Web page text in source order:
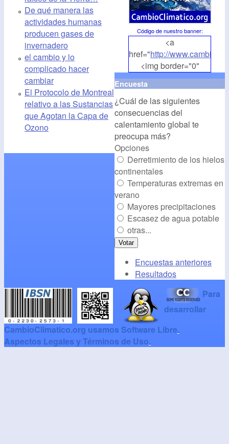
De qué manera las
actividades humanas
producen gases de
invernadero
el cambio y lo
complicado hacer
cambiar
El Protocolo de Montreal
relativo a las Sustancias
que Agotan la Capa de
Ozono
Código de nuestro banner:
<a
href="http://
<img border="0"
align="middle"
src="http://
alt="CambioClimatico.org"
/></a>
Encuesta
¿Cuál de las siguientes
consecuencias del
calentamiento global te
preocupa más?
Opciones
Derretimiento de los hielos
continentales
Temperaturas extremas en
verano
Mayores precipitaciones
Escasez de agua potable
otras...
Encuestas anteriores
Resultados
Para
desarrollar
CambioClimatico.org usamos Software Libre.
Aspectos Legales y Términos de Uso.